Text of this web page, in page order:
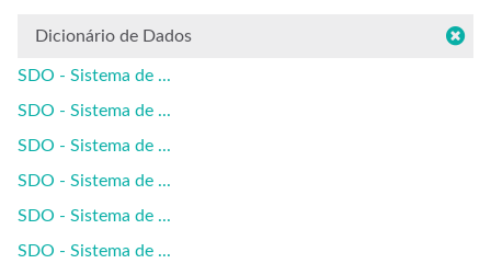
Dicionário de Dados
SDO - Sistema de ...
SDO - Sistema de ...
SDO - Sistema de ...
SDO - Sistema de ...
SDO - Sistema de ...
SDO - Sistema de ...